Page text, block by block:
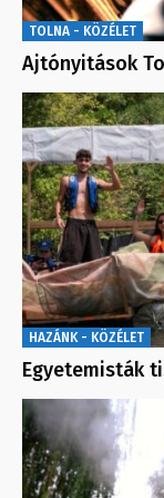
TOLNA - KÖZÉLET
Ajtónyitások
HAZÁNK - KÖZÉLET
Egyetemisták